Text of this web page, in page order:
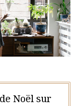
Noël sur